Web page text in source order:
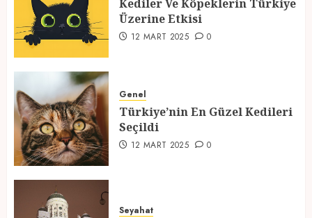
2
3
Seçildi
12 MART 2025 0
1 MART 2025
Kediler Ve Köpeklerin Türkiye
Üzerine Etkisi
12 MART 2025 0
Genel
Türkiye’nin En Güzel Kedileri
Seçildi
12 MART 2025 0
Seyahat